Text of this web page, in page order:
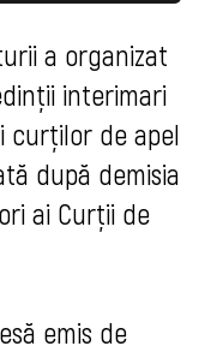
a organizat
interimari
curților de apel
după demisia
ai Curții de
emis de